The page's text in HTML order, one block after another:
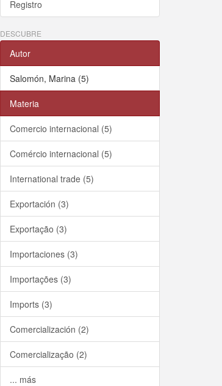
Registro
DESCUBRE
Autor
Salomón, Marina (5)
Materia
Comercio internacional (5)
Comércio internacional (5)
International trade (5)
Exportación (3)
Exportação (3)
Importaciones (3)
Importações (3)
Imports (3)
Comercialización (2)
Comercialização (2)
... más